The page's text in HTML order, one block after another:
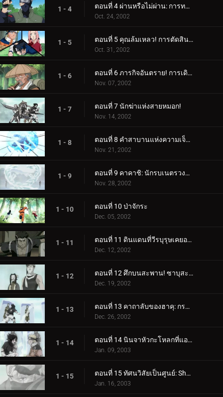
1 - 4 ตอนที่ 4 ผ่านหรือไม่ผ่าน: การทดสอบการเอาชีวิตรอด
Oct. 24, 2002
1 - 5 ตอนที่ 5 คุณล้มเหลว! การตัดสินใจครั้งสุดท้ายของคาคาชิ
Oct. 31, 2002
1 - 6 ตอนที่ 6 ภารกิจอันตราย! การเดินทางสู่ดินแดนแห่งคลื่น!
Nov. 07, 2002
1 - 7 ตอนที่ 7 นักฆ่าแห่งสายหมอก!
Nov. 14, 2002
1 - 8 ตอนที่ 8 คำสาบานแห่งความเจ็บปวด
Nov. 21, 2002
1 - 9 ตอนที่ 9 คาคาชิ: นักรบเนตรวงแหวน
Nov. 28, 2002
1 - 10 ตอนที่ 10 ป่าจักระ
Dec. 05, 2002
1 - 11 ตอนที่ 11 ดินแดนที่วีรบุรุษเคยอาศัยอยู่
Dec. 12, 2002
1 - 12 ตอนที่ 12 ศึกบนสะพาน! ซาบุสะกลับมาแล้ว!
Dec. 19, 2002
1 - 13 ตอนที่ 13 คาถาลับของฮาคุ: กระจกคริสตัลน้ำแข็ง
Dec. 26, 2002
1 - 14 ตอนที่ 14 นินจาหัวกะโหลกที่แอคทีฟอันดับหนึ่งเข้าร่วมการต่อสู้!
Jan. 09, 2003
1 - 15 ตอนที่ 15 ทัศนวิสัยเป็นศูนย์: Sharingan แตกสลาย
Jan. 16, 2003